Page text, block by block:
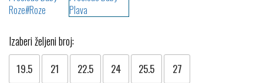
Izaberi željeni broj:
19.5 21 22.5 24 25.5 27